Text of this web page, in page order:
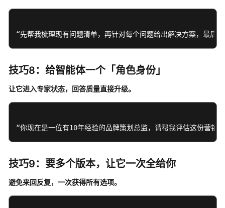
见
问
题
获
取
附
录
最
实
践
“先帮我梳理现有问题清单，再针对每个问题给出解决方案，最后
技巧8：给智能体一个「角色身份」
让它进入专家状态，回答质量直接升级。
“你现在是一位有10年经验的品牌策划总监，请帮我评估这份营销
技巧9：要多个版本，让它一次全给你
避免来回反复，一次获得所有选项。